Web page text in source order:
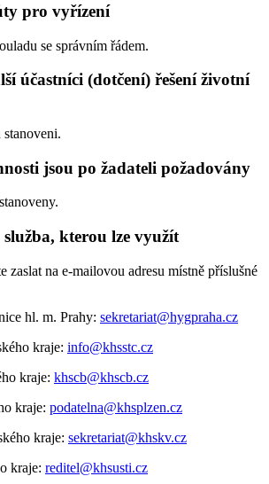
pro vyřízení
se správním řádem.
účastníci (dotčení) řešení životní
jsou po žadateli požadovány
kterou lze využít
zaslat na e-mailovou adresu místně příslušné
hl. m. Prahy: sekretariat@hygpraha.cz
kraje: info@khsstc.cz
kraje: khscb@khscb.cz
kraje: podatelna@khsplzen.cz
kraje: sekretariat@khskv.cz
kraje: reditel@khsusti.cz